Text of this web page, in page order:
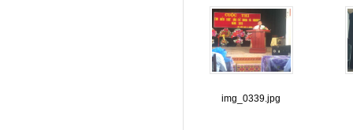
img_0339.jpg